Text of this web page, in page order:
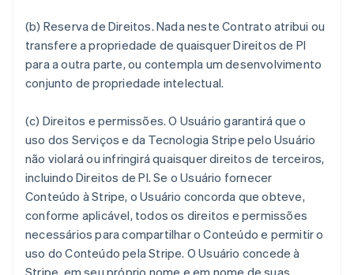
(b) Reserva de Direitos. Nada neste Contrato atribui ou
transfere a propriedade de quaisquer Direitos de PI
para a outra parte, ou contempla um desenvolvimento
conjunto de propriedade intelectual.
(c) Direitos e permissões. O Usuário garantirá que o
uso dos Serviços e da Tecnologia Stripe pelo Usuário
não violará ou infringirá quaisquer direitos de terceiros,
incluindo Direitos de PI. Se o Usuário fornecer
Conteúdo à Stripe, o Usuário concorda que obteve,
conforme aplicável, todos os direitos e permissões
necessários para compartilhar o Conteúdo e permitir o
uso do Conteúdo pela Stripe. O Usuário concede à
Stripe, em seu próprio nome e em nome de suas